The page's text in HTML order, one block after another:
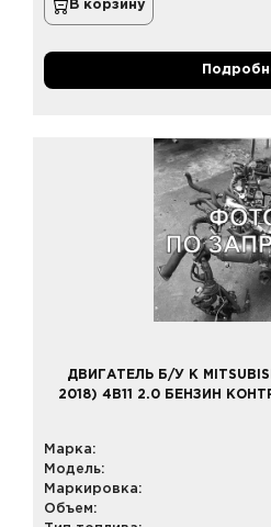
В корзину
ДВИГАТЕЛЬ Б/У К
2018) 4B11 2.0 БЕНЗИН
Марка:
Модель:
Маркировка:
Объем: